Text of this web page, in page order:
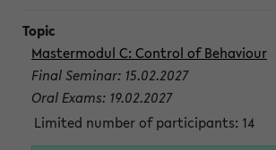
Mastermodul C: Control of Behaviour
Final Seminar: 15.02.2027
Oral Exams: 19.02.2027
Limited number of participants: 14